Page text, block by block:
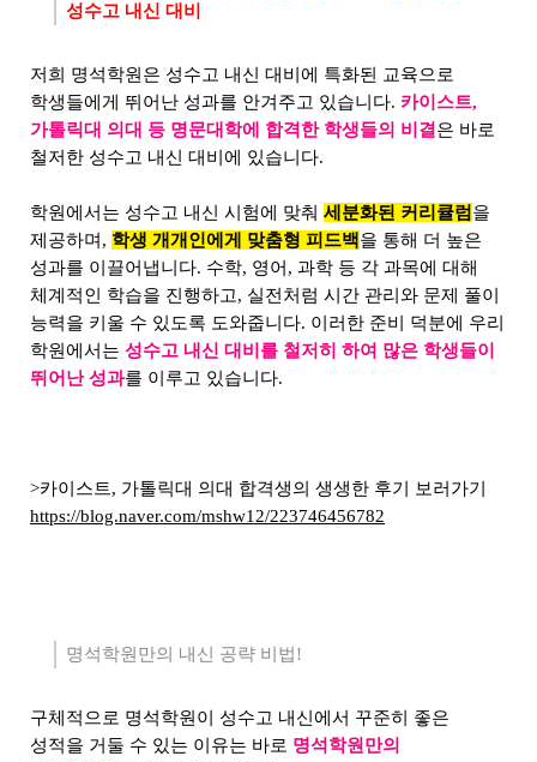
성수고 내신 대비
저희 명석학원은 성수고 내신 대비에 특화된 교육으로
학생들에게 뛰어난 성과를 안겨주고 있습니다. 카이스트,
가톨릭대 의대 등 명문대학에 합격한 학생들의 비결 은 바로
철저한 성수고 내신 대비에 있습니다.
학원에서는 성수고 내신 시험에 맞춰 세분화된 커리큘럼을
제공하며, 학생 개개인에게 맞춤형 피드백을 통해 더 높은
성과를 이끌어냅니다. 수학, 영어, 과학 등 각 과목에 대해
체계적인 학습을 진행하고, 실전처럼 시간 관리와 문제 풀이
능력을 키울 수 있도록 도와줍니다. 이러한 준비 덕분에 우리
학원에서는 성수고 내신 대비를 철저히 하여 많은 학생들이
뛰어난 성과를 이루고 있습니다.
>카이스트, 가톨릭대 의대 합격생의 생생한 후기 보러가기
https://blog.naver.com/mshw12/223746456782
명석학원만의 내신 공략 비법!
구체적으로 명석학원이 성수고 내신에서 꾸준히 좋은
성적을 거둘 수 있는 이유는 바로 명석학원만의